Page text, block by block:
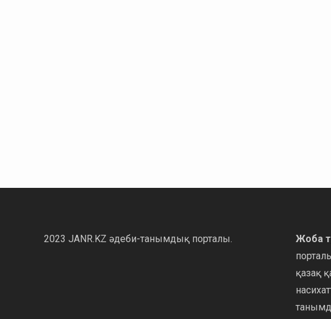
2023 JANR.KZ әдеби-танымдық порталы. Жоба
қазақ